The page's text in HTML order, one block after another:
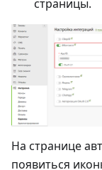
страницы.
На странице
появиться